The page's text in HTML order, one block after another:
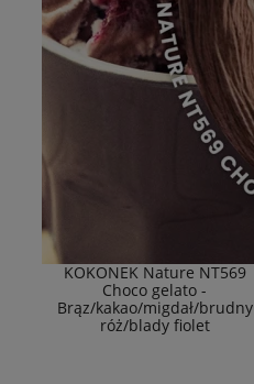
KOKONEK Nature NT569
Choco gelato -
Brąz/kakao/migdał/brudny
róż/blady fiolet